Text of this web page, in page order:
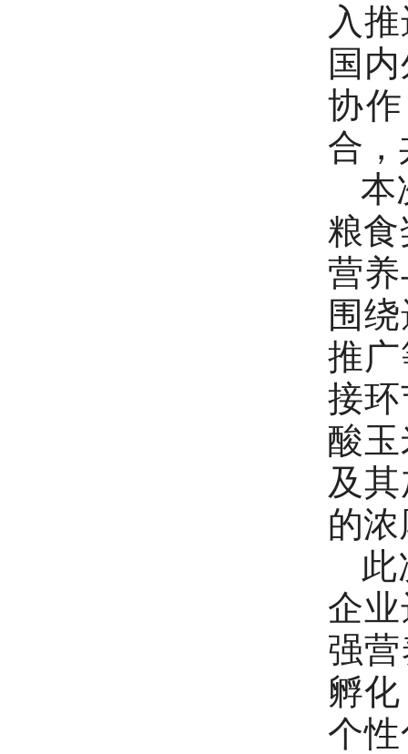
入
国
协
合
本
粮
营
围
推
接
酸
及
的
此
企
强
孵
个